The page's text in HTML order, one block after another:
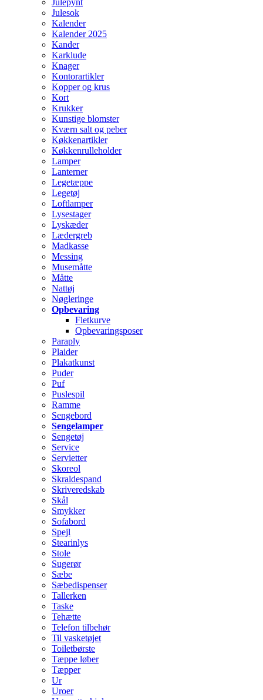
Julepynt
Julesok
Kalender
Kalender 2025
Kander
Karklude
Knager
Kontorartikler
Kopper og krus
Kort
Krukker
Kunstige blomster
Kværn salt og peber
Køkkenartikler
Køkkenrulleholder
Lamper
Lanterner
Legetæppe
Legetøj
Loftlamper
Lysestager
Lyskæder
Lædergreb
Madkasse
Messing
Musemåtte
Måtte
Nattøj
Nøgleringe
Opbevaring
Fletkurve
Opbevaringsposer
Paraply
Plaider
Plakatkunst
Puder
Puf
Puslespil
Ramme
Sengebord
Sengelamper
Sengetøj
Service
Servietter
Skoreol
Skraldespand
Skriveredskab
Skål
Smykker
Sofabord
Spejl
Stearinlys
Stole
Sugerør
Sæbe
Sæbedispenser
Tallerken
Taske
Tehætte
Telefon tilbehør
Til vasketøjet
Toiletbørste
Tæppe løber
Tæpper
Ur
Uroer